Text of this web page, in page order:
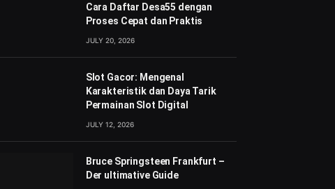
Cara Daftar Desa55 dengan
Proses Cepat dan Praktis
JULY 20, 2026
Slot Gacor: Mengenal
Karakteristik dan Daya Tarik
Permainan Slot Digital
JULY 12, 2026
Bruce Springsteen Frankfurt –
Der ultimative Guide